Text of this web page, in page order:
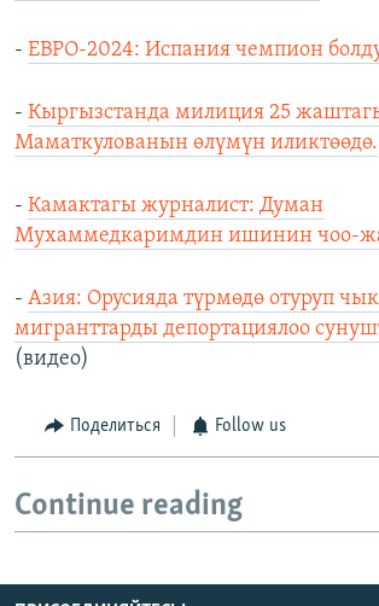
- ЕВРО-2024: Испания чемпион
- Кыргызстанда милиция 25
Маматкулованын өлүмүн иликтөөдө.
- Камактагы журналист: Думан
Мухаммедкаримдин ишинин чоо-
- Азия: Орусияда түрмөдө отуруп
мигранттарды депортациялоо
(видео)
Поделиться Follow us
Continue reading